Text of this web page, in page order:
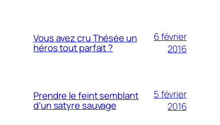
Vous avez cru Thésée un
héros tout parfait ?
6 février
2016
Prendre le feint semblant
d’un satyre sauvage
5 février
2016